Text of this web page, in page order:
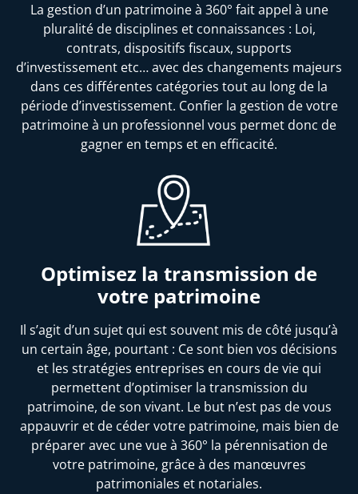
La gestion d’un patrimoine à 360° fait appel à une
pluralité de disciplines et connaissances : Loi,
contrats, dispositifs fiscaux, supports
d’investissement etc… avec des changements majeurs
dans ces différentes catégories tout au long de la
période d’investissement. Confier la gestion de votre
patrimoine à un professionnel vous permet donc de
gagner en temps et en efficacité.
Optimisez la transmission de
votre patrimoine
Il s’agit d’un sujet qui est souvent mis de côté jusqu’à
un certain âge, pourtant : Ce sont bien vos décisions
et les stratégies entreprises en cours de vie qui
permettent d’optimiser la transmission du
patrimoine, de son vivant. Le but n’est pas de vous
appauvrir et de céder votre patrimoine, mais bien de
préparer avec une vue à 360° la pérennisation de
votre patrimoine, grâce à des manœuvres
patrimoniales et notariales.